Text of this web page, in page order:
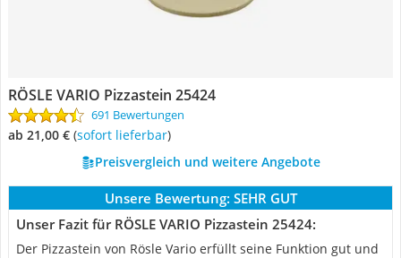
RÖSLE VARIO Pizzastein 25424
691 Bewertungen
ab 21,00 € ( Sofort lieferbar)
Preisvergleich und weitere Angebote
Unsere Bewertung: SEHR GUT
Unser Fazit für RÖSLE VARIO Pizzastein 25424:
Der Pizzastein von Rösle Vario erfüllt seine Funktion gut und